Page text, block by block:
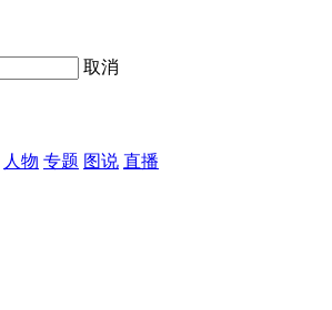
取消
人物 专题 图说 直播